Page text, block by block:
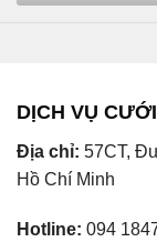
DỊCH VỤ
Địa chỉ: 57CT,
Hồ Chí Minh
Hotline: 094